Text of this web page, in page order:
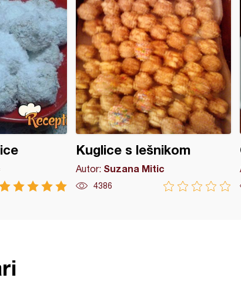
Kuglice s lešnikom
Autor: Suzana Mitic
4386